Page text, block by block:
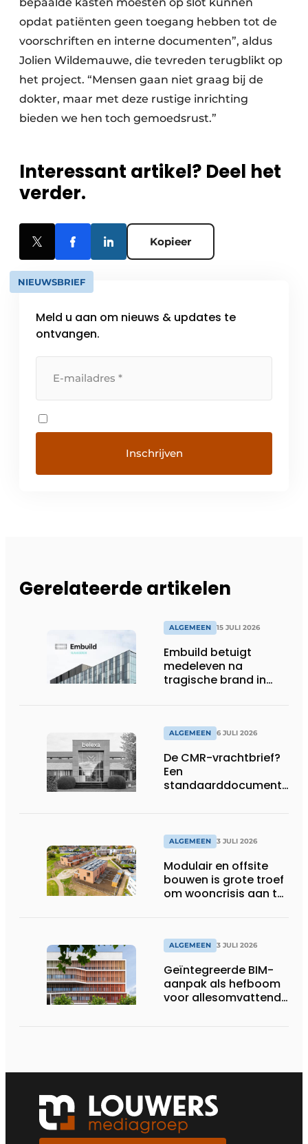
opdat patiënten geen toegang hebben tot de
voorschriften en interne documenten”, aldus
Jolien Wildemauwe, die tevreden terugblikt op
het project. “Mensen gaan niet graag bij de
dokter, maar met deze rustige inrichting
bieden we hen toch gemoedsrust.”
Interessant artikel? Deel het
verder.
Kopieer
NIEUWSBRIEF
Meld u aan om nieuws & updates te
ontvangen.
Gerelateerde artikelen
ALGEMEEN 15 JULI 2026
Embuild betuigt
medeleven na
tragische brand in
ALGEMEEN 6 JULI 2026
De CMR-vrachtbrief?
Een
standaarddocument
ALGEMEEN 3 JULI 2026
Modulair en offsite
bouwen is grote troef
om wooncrisis aan te
ALGEMEEN 3 JULI 2026
Geïntegreerde BIM-
aanpak als hefboom
voor allesomvattende